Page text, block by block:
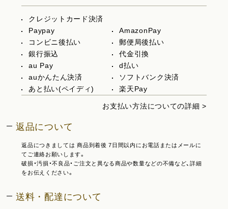
クレジットカード決済
Paypay
AmazonPay
コンビニ後払い
郵便局後払い
銀行振込
代金引換
au Pay
d払い
auかんたん決済
ソフトバンク決済
あと払い(ペイディ)
楽天Pay
お支払い方法についての詳細 >
返品について
返品につきましては 商品到着後 7日間以内にお電話またはメールに
てご連絡お願いします。
破損・汚損・不良品・ご注文と異なる商品や数量などの不備など、詳細
をお伝えください。
送料・配達について